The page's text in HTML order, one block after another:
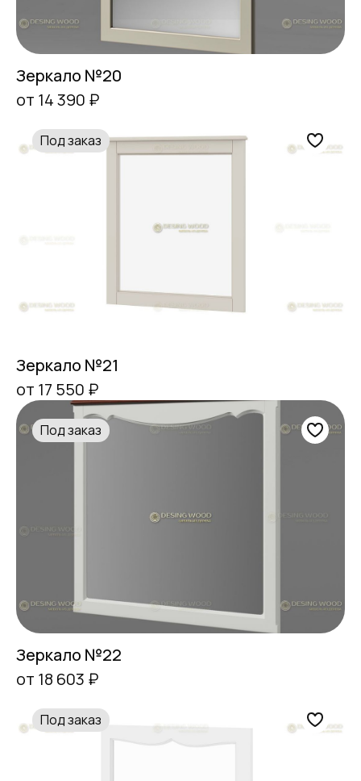
Зеркало №20
от 14 390 ₽
Под заказ
Зеркало №21
от 17 550 ₽
Под заказ
Зеркало №22
от 18 603 ₽
Под заказ